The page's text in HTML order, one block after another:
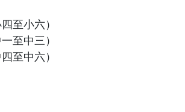
至小六）
至中三）
至中六）